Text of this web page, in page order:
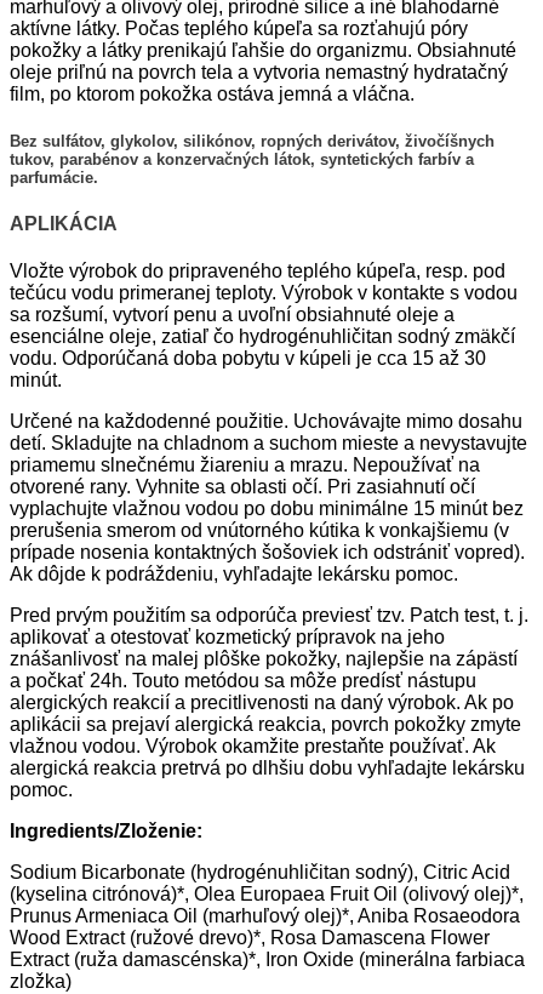
marhuľový a olivový olej, prírodné silice a iné blahodarné
aktívne látky. Počas teplého kúpeľa sa rozťahujú póry
pokožky a látky prenikajú ľahšie do organizmu. Obsiahnuté
oleje priľnú na povrch tela a vytvoria nemastný hydratačný
film, po ktorom pokožka ostáva jemná a vláčna.
Bez sulfátov, glykolov, silikónov, ropných derivátov, živočíšnych
tukov, parabénov a konzervačných látok, syntetických farbív a
parfumácie.
APLIKÁCIA
Vložte výrobok do pripraveného teplého kúpeľa, resp. pod
tečúcu vodu primeranej teploty. Výrobok v kontakte s vodou
sa rozšumí, vytvorí penu a uvoľní obsiahnuté oleje a
esenciálne oleje, zatiaľ čo hydrogénuhličitan sodný zmäkčí
vodu. Odporúčaná doba pobytu v kúpeli je cca 15 až 30
minút.
Určené na každodenné použitie. Uchovávajte mimo dosahu
detí. Skladujte na chladnom a suchom mieste a nevystavujte
priamemu slnečnému žiareniu a mrazu. Nepoužívať na
otvorené rany. Vyhnite sa oblasti očí. Pri zasiahnutí očí
vyplachujte vlažnou vodou po dobu minimálne 15 minút bez
prerušenia smerom od vnútorného kútika k vonkajšiemu (v
prípade nosenia kontaktných šošoviek ich odstrániť vopred).
Ak dôjde k podráždeniu, vyhľadajte lekársku pomoc.
Pred prvým použitím sa odporúča previesť tzv. Patch test, t. j.
aplikovať a otestovať kozmetický prípravok na jeho
znášanlivosť na malej plôške pokožky, najlepšie na zápästí
a počkať 24h. Touto metódou sa môže predísť nástupu
alergických reakcií a precitlivenosti na daný výrobok. Ak po
aplikácii sa prejaví alergická reakcia, povrch pokožky zmyte
vlažnou vodou. Výrobok okamžite prestaňte používať. Ak
alergická reakcia pretrvá po dlhšiu dobu vyhľadajte lekársku
pomoc.
Ingredients/Zloženie:
Sodium Bicarbonate (hydrogénuhličitan sodný), Citric Acid
(kyselina citrónová)*, Olea Europaea Fruit Oil (olivový olej)*,
Prunus Armeniaca Oil (marhuľový olej)*, Aniba Rosaeodora
Wood Extract (ružové drevo)*, Rosa Damascena Flower
Extract (ruža damascénska)*, Iron Oxide (minerálna farbiaca
zložka)